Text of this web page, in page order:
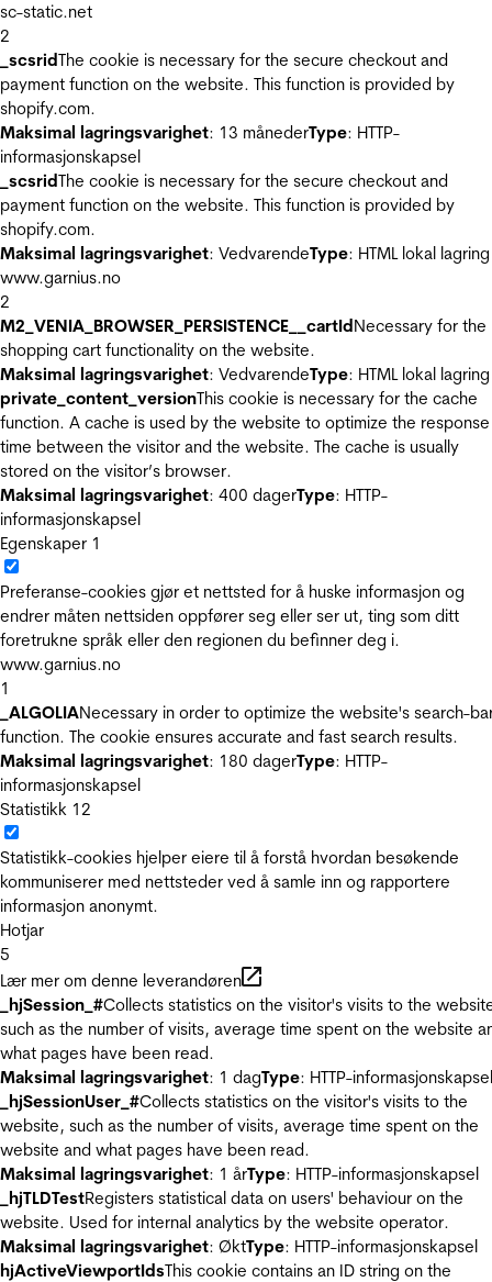
sc-static.net
2
_scsridThe cookie is necessary for the secure checkout and
payment function on the website. This function is provided by
shopify.com.
Maksimal lagringsvarighet: 13 månederType: HTTP-
informasjonskapsel
_scsridThe cookie is necessary for the secure checkout and
payment function on the website. This function is provided by
shopify.com.
Maksimal lagringsvarighet: VedvarendeType: HTML lokal lagring
www.garnius.no
2
M2_VENIA_BROWSER_PERSISTENCE__cartIdNecessary for the
shopping cart functionality on the website.
Maksimal lagringsvarighet: VedvarendeType: HTML lokal lagring
private_content_versionThis cookie is necessary for the cache
function. A cache is used by the website to optimize the response
time between the visitor and the website. The cache is usually
stored on the visitor’s browser.
Maksimal lagringsvarighet: 400 dagerType: HTTP-
informasjonskapsel
Egenskaper 1
Preferanse-cookies gjør et nettsted for å huske informasjon og
endrer måten nettsiden oppfører seg eller ser ut, ting som ditt
foretrukne språk eller den regionen du befinner deg i.
www.garnius.no
1
_ALGOLIANecessary in order to optimize the website's search-
function. The cookie ensures accurate and fast search results.
Maksimal lagringsvarighet: 180 dagerType: HTTP-
informasjonskapsel
Statistikk 12
Statistikk-cookies hjelper eiere til å forstå hvordan besøkende
kommuniserer med nettsteder ved å samle inn og rapportere
informasjon anonymt.
Hotjar
5
Lær mer om denne leverandøren
_hjSession_#Collects statistics on the visitor's visits to the
such as the number of visits, average time spent on the website
what pages have been read.
Maksimal lagringsvarighet: 1 dagType: HTTP-informasjonskapsel
_hjSessionUser_#Collects statistics on the visitor's visits to the
website, such as the number of visits, average time spent on the
website and what pages have been read.
Maksimal lagringsvarighet: 1 årType: HTTP-informasjonskapsel
_hjTLDTestRegisters statistical data on users' behaviour on the
website. Used for internal analytics by the website operator.
Maksimal lagringsvarighet: ØktType: HTTP-informasjonskapsel
hjActiveViewportIdsThis cookie contains an ID string on the